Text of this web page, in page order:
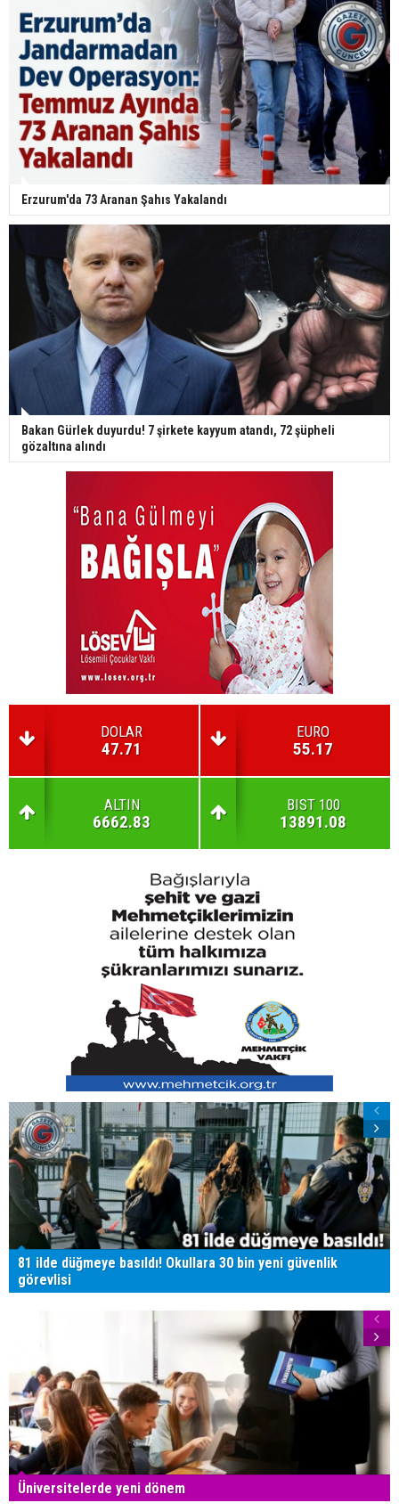
Erzurum'da 73 Aranan Şahıs Yakalandı
Bakan Gürlek duyurdu! 7 şirkete kayyum atandı, 72 şüpheli
gözaltına alındı
DOLAR
47.71
EURO
55.17
ALTIN
6662.83
BIST 100
13891.08
81 ilde düğmeye basıldı! Okullara 30 bin yeni güvenlik
görevlisi
Üniversitelerde yeni dönem